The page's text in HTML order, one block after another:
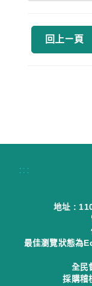
回上ㄧ頁
:::
地址 :
最佳瀏覽狀態為
全民
採購稽